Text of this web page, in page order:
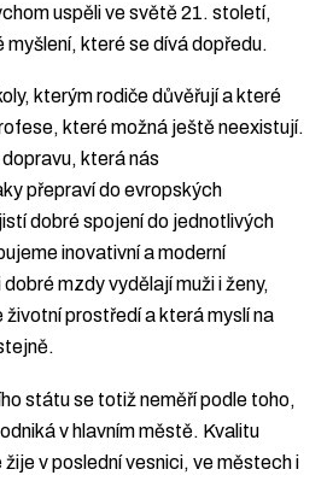
uspěli ve světě 21. století,
které se dívá dopředu.
kterým rodiče důvěřují a které
které možná ještě neexistují.
která nás
přepraví do evropských
dobré spojení do jednotlivých
inovativní a moderní
mzdy vydělají muži i ženy,
životní prostředí a která myslí na
státu se totiž neměří podle toho,
v hlavním městě. Kvalitu
v poslední vesnici, ve městech i